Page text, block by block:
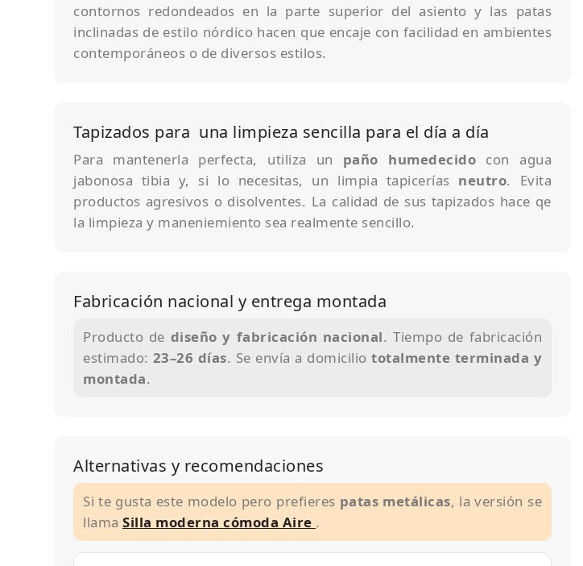
contornos redondeados en la parte superior del asiento y las patas
inclinadas de estilo nórdico hacen que encaje con facilidad en ambientes
contemporáneos o de diversos estilos.
Tapizados para una limpieza sencilla para el día a día
Para mantenerla perfecta, utiliza un paño humedecido con agua
jabonosa tibia y, si lo necesitas, un limpia tapicerías neutro. Evita
productos agresivos o disolventes. La calidad de sus tapizados hace qe
la limpieza y maneniemiento sea realmente sencillo.
Fabricación nacional y entrega montada
Producto de diseño y fabricación nacional. Tiempo de fabricación
estimado: 23–26 días. Se envía a domiciliototalmente terminada y
montada.
Alternativas y recomendaciones
Si te gusta este modelo pero prefieres patas metálicas, la versión se
llama Silla moderna cómoda Aire .